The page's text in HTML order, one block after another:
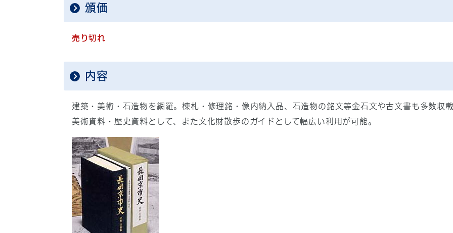
頒価
売り切れ
内容
建築・美術・石造物を網羅。棟札・修理銘・像内納入品、石造物の銘文等金石文や古文書も多数収
美術資料・歴史資料として、また文化財散歩のガイドとして幅広い利用が可能。